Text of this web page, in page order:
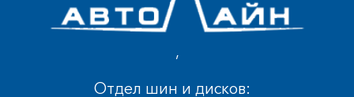
,
Отдел шин и дисков: